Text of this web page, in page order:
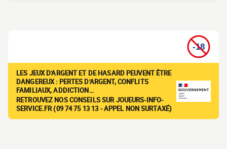
LES JEUX D'ARGENT ET DE HASARD PEUVENT ÊTRE
DANGEREUX : PERTES D'ARGENT, CONFLITS
FAMILIAUX, ADDICTION…
RETROUVEZ NOS CONSEILS SUR JOUEURS-INFO-
SERVICE.FR (09 74 75 13 13 - APPEL NON SURTAXÉ)